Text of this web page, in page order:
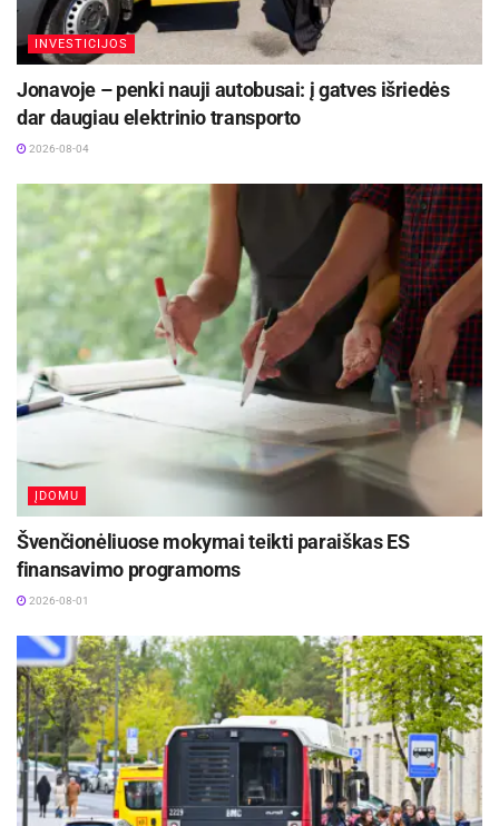
INVESTICIJOS
Jonavoje – penki nauji autobusai: į gatves išriedės
dar daugiau elektrinio transporto
2026-08-04
ĮDOMU
Švenčionėliuose mokymai teikti paraiškas ES
finansavimo programoms
2026-08-01